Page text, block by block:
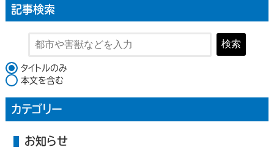
記事検索
検索
検索対象
タイトルのみ
本文を含む
カテゴリー
お知らせ